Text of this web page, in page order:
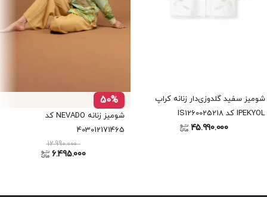
شومیز سفید گلدوزی‌دار زنانه کراپ
IPEKYOL کد IS1260025218
45.990.000
50%
شومیز زنانه NEVADO کد
403012171465
12.990.000
6.495.000